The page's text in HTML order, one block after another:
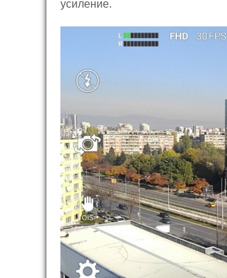
усиление.